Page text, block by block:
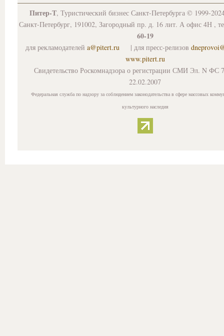
Питер-Т, Туристический бизнес Санкт-Петербурга © 1999-
Санкт-Петербург, 191002, Загородный пр. д. 16 лит. А офис 4Н ,
60-19
для рекламодателей a@pitert.ru | для пресс-релизов
www.pitert.ru
Свидетельство Роскомнадзора о регистрации СМИ Эл. N ФС
22.02.2007
Федеральная служба по надзору за соблюдением законодательства в сфере массовых
культурного наследия